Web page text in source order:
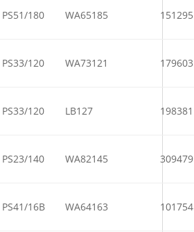
PS51/180 WA65185 151295
PS33/120 WA73121 179603
PS33/120 LB127 198381
PS23/140 WA82145 309479
PS41/16B WA64163 101754